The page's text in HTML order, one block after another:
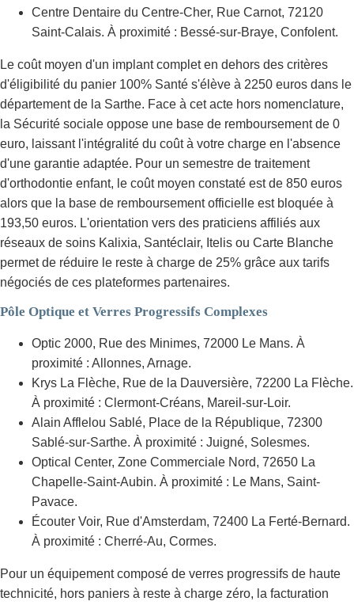
Centre Dentaire du Centre-Cher, Rue Carnot, 72120
Saint-Calais. À proximité : Bessé-sur-Braye, Confolent.
Le coût moyen d'un implant complet en dehors des critères
d'éligibilité du panier 100% Santé s'élève à 2250 euros dans le
département de la Sarthe. Face à cet acte hors nomenclature,
la Sécurité sociale oppose une base de remboursement de 0
euro, laissant l'intégralité du coût à votre charge en l'absence
d'une garantie adaptée. Pour un semestre de traitement
d'orthodontie enfant, le coût moyen constaté est de 850 euros
alors que la base de remboursement officielle est bloquée à
193,50 euros. L'orientation vers des praticiens affiliés aux
réseaux de soins Kalixia, Santéclair, Itelis ou Carte Blanche
permet de réduire le reste à charge de 25% grâce aux tarifs
négociés de ces plateformes partenaires.
Pôle Optique et Verres Progressifs Complexes
Optic 2000, Rue des Minimes, 72000 Le Mans. À
proximité : Allonnes, Arnage.
Krys La Flèche, Rue de la Dauversière, 72200 La Flèche.
À proximité : Clermont-Créans, Mareil-sur-Loir.
Alain Afflelou Sablé, Place de la République, 72300
Sablé-sur-Sarthe. À proximité : Juigné, Solesmes.
Optical Center, Zone Commerciale Nord, 72650 La
Chapelle-Saint-Aubin. À proximité : Le Mans, Saint-
Pavace.
Écouter Voir, Rue d'Amsterdam, 72400 La Ferté-Bernard.
À proximité : Cherré-Au, Cormes.
Pour un équipement composé de verres progressifs de haute
technicité, hors paniers à reste à charge zéro, la facturation